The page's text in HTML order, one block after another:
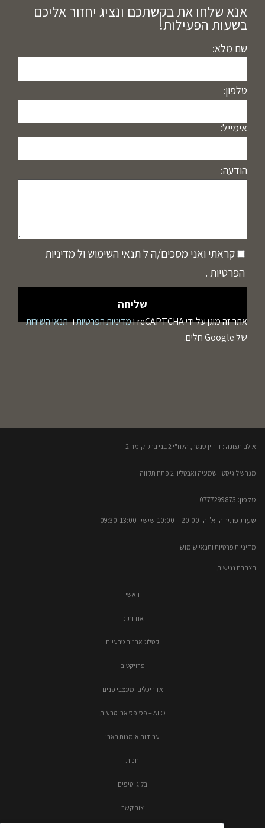
אנא שלחו את בקשתכם ונציג יחזור אליכם
בשעות הפעילות!
שם מלא:
טלפון:
אימייל:
הודעה:
קראתי ואני מסכים/ה לתנאי השימושולמדיניות
הפרטיות.
אתר זה מוגן על ידי reCAPTCHA ו מדיניות הפרטיותו-תנאי השירות
של Google חלים.
אולם תצוגה : דיזיין סנטר, הלח"י 2 בני ברק קומה 2​
מגרש לוגיסטי: שמעיה ואבטליון 2 פתח תקווה
טלפון: 0777299873​
שעות פתיחה: א'-ה' 20:00 – 10:00​​ שישי- 09:30-13:00
מדיניות פרטיות ותנאי שימוש
הצהרת נגישות
ראשי
אודותינו
קטלוג אבנים טבעיות
פרויקטים
אדריכלים ומעצבי פנים
ATO – פסיפס אבן טבעית
עבודות אומנות באבן
חנות
בלוג וטיפים
צור קשר